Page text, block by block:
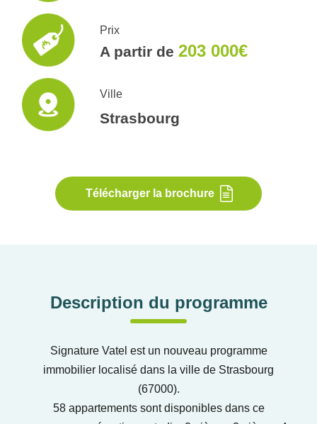
Prix
A partir de 203 000€
Ville
Strasbourg
Télécharger la brochure
Description du programme
Signature Vatel est un nouveau programme
immobilier localisé dans la ville de Strasbourg
(67000).
58 appartements sont disponibles dans ce